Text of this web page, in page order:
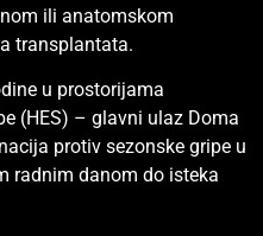
ili anatomskom
transplantata.
u prostorijama
(HES) – glavni ulaz Doma
protiv sezonske gripe u
radnim danom do isteka